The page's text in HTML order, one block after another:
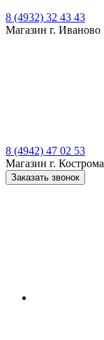
8 (4932) 32 43 43
Магазин г. Иваново
8 (4942) 47 02 53
Магазин г. Кострома
Заказать звонок